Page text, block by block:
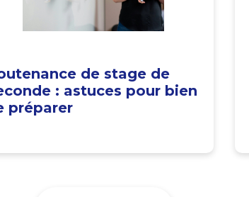
de stage de
: astuces pour bien
préparer